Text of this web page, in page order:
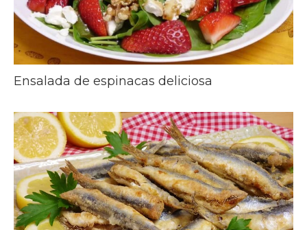
Ensalada de espinacas deliciosa